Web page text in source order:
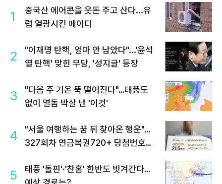
1
중국산 에어콘을 웃돈 주고 산다...유
럽 열광시킨 메이디
2
"이재명 탄핵, 얼마 안 남았다"...'윤석
열 탄핵' 맞힌 무당, '성지글' 등장
3
"다음 주 기온 뚝 떨어진다"…태풍도
없이 열돔 박살 낸 '이것'
4
"서울 여행하는 꿈 뒤 찾아온 행운"…
327회차 연금복권720+ 당첨번호조
5
태풍 '돌핀'·'찬홈' 한반도 빗겨간다…